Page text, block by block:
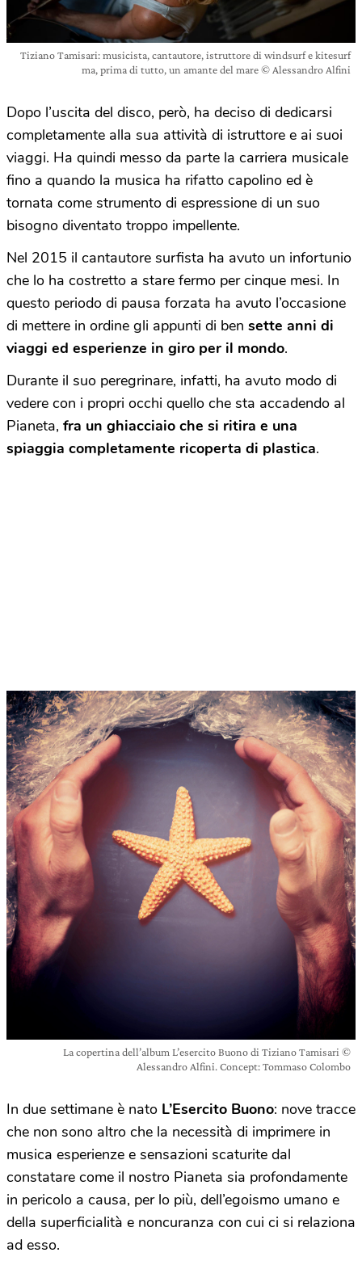
Tiziano Tamisari: musicista, cantautore, istruttore di windsurf e kitesurf
ma, prima di tutto, un amante del mare © Alessandro Alfini
Dopo l’uscita del disco, però, ha deciso di dedicarsi
completamente alla sua attività di istruttore e ai suoi
viaggi. Ha quindi messo da parte la carriera musicale
fino a quando la musica ha rifatto capolino ed è
tornata come strumento di espressione di un suo
bisogno diventato troppo impellente.
Nel 2015 il cantautore surfista ha avuto un infortunio
che lo ha costretto a stare fermo per cinque mesi. In
questo periodo di pausa forzata ha avuto l’occasione
di mettere in ordine gli appunti di ben sette anni di
viaggi ed esperienze in giro per il mondo.
Durante il suo peregrinare, infatti, ha avuto modo di
vedere con i propri occhi quello che sta accadendo al
Pianeta, fra un ghiacciaio che si ritira e una
spiaggia completamente ricoperta di plastica.
La copertina dell’album L’esercito Buono di Tiziano Tamisari ©
Alessandro Alfini. Concept: Tommaso Colombo
In due settimane è nato L’Esercito Buono: nove tracce
che non sono altro che la necessità di imprimere in
musica esperienze e sensazioni scaturite dal
constatare come il nostro Pianeta sia profondamente
in pericolo a causa, per lo più, dell’egoismo umano e
della superficialità e noncuranza con cui ci si relaziona
ad esso.